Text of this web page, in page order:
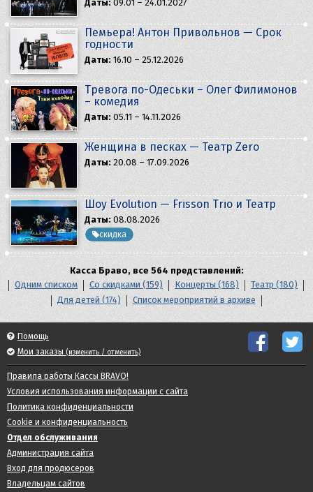
Даты: 09.01 – 24.01.2027
Пемьера! Антон Привольнов — Срок
годности
Даты: 16.10 – 25.12.2026
Тревога по-Одеськи – Олег Филимонов
– комедия
Даты: 05.11 – 14.11.2026
Женщина в песках — Театр Zero
Даты: 20.08 – 17.09.2026
Шоу Evolution — Frisson Trio и Театр
Даты: 08.08.2026
скидка
Касса Браво, все 564 представлений:
Одним списком
Со скидками (159) Концерты (168)
Театр (180)
Для детей (174)
Список мероприятий в архиве
Помощь
Мои заказы (изменить / отменить)
Правила работы Кассы BRAVO!
Условия использования информации с сайта
Политика конфиденциальности
Cookie и конфиденциальность
Отдел обслуживания
Администрация сайта
Вход для продюсеров
Владельцам сайтов